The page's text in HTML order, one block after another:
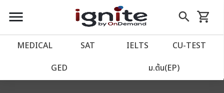
close
account_balance หน้าแรก
เว็บไซต์อิกไนท์
menu search
Skip
to
shopping_cart
รถเข็น
MEDICAL SAT IELTS CU‑TEST
GED ม.ต้น(EP)
We could not find anything for 80000179